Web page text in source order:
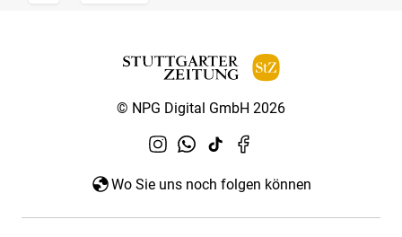
© NPG Digital GmbH 2026
Wo Sie uns noch folgen können